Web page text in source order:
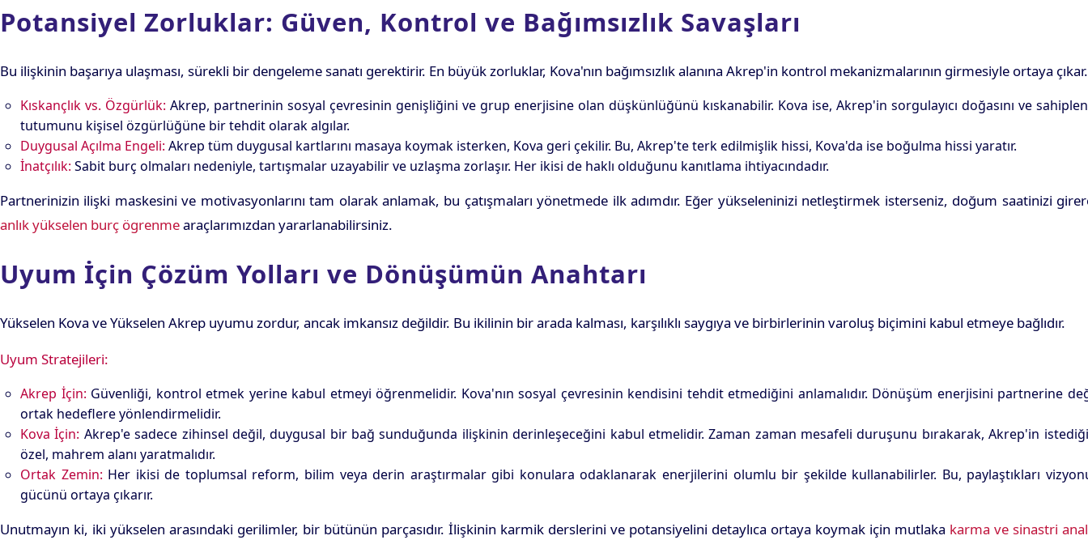
Potansiyel Zorluklar: Güven, Kontrol ve Bağımsızlık Savaşları
Bu ilişkinin başarıya ulaşması, sürekli bir dengeleme sanatı gerektirir. En büyük zorluklar, Kova'nın bağımsızlık alanına Akrep'in kontrol mekanizmalarının girmesiyle ortaya çıkar.
Kıskançlık vs. Özgürlük: Akrep, partnerinin sosyal çevresinin genişliğini ve grup enerjisine olan düşkünlüğünü kıskanabilir. Kova ise, Akrep'in sorgulayıcı doğasını ve
tutumunu kişisel özgürlüğüne bir tehdit olarak algılar.
Duygusal Açılma Engeli: Akrep tüm duygusal kartlarını masaya koymak isterken, Kova geri çekilir. Bu, Akrep'te terk edilmişlik hissi, Kova'da ise boğulma hissi yaratır.
İnatçılık: Sabit burç olmaları nedeniyle, tartışmalar uzayabilir ve uzlaşma zorlaşır. Her ikisi de haklı olduğunu kanıtlama ihtiyacındadır.
Partnerinizin ilişki maskesini ve motivasyonlarını tam olarak anlamak, bu çatışmaları yönetmede ilk adımdır. Eğer yükseleninizi netleştirmek isterseniz, doğum saatinizi
anlık yükselen burç ögrenmearaçlarımızdan yararlanabilirsiniz.
Uyum İçin Çözüm Yolları ve Dönüşümün Anahtarı
Yükselen Kova ve Yükselen Akrep uyumu zordur, ancak imkansız değildir. Bu ikilinin bir arada kalması, karşılıklı saygıya ve birbirlerinin varoluş biçimini kabul etmeye bağlıdır.
Uyum Stratejileri:
Akrep İçin: Güvenliği, kontrol etmek yerine kabul etmeyi öğrenmelidir. Kova'nın sosyal çevresinin kendisini tehdit etmediğini anlamalıdır. Dönüşüm enerjisini partnerine
ortak hedeflere yönlendirmelidir.
Kova İçin: Akrep'e sadece zihinsel değil, duygusal bir bağ sunduğunda ilişkinin derinleşeceğini kabul etmelidir. Zaman zaman mesafeli duruşunu bırakarak, Akrep'in
özel, mahrem alanı yaratmalıdır.
Ortak Zemin: Her ikisi de toplumsal reform, bilim veya derin araştırmalar gibi konulara odaklanarak enerjilerini olumlu bir şekilde kullanabilirler. Bu, paylaştıkları
gücünü ortaya çıkarır.
Unutmayın ki, iki yükselen arasındaki gerilimler, bir bütünün parçasıdır. İlişkinin karmik derslerini ve potansiyelini detaylıca ortaya koymak için mutlaka karma ve sinastri